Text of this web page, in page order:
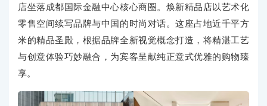
店坐落成都国际金融中心核心商圈。焕新精品店以艺术化
零售空间续写品牌与中国的时尚对话。这座占地近千平方
米的精品圣殿，根据品牌全新视觉概念打造，将精湛工艺
与创意体验巧妙融合，为宾客呈献纯正意式优雅的购物臻
享。